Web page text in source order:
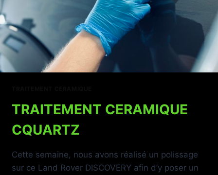
TRAITEMENT CERAMIQUE
CQUARTZ
Cette semaine, nous avons réalisé un polissage
sur ce Land Rover DISCOVERY afin d’y poser un